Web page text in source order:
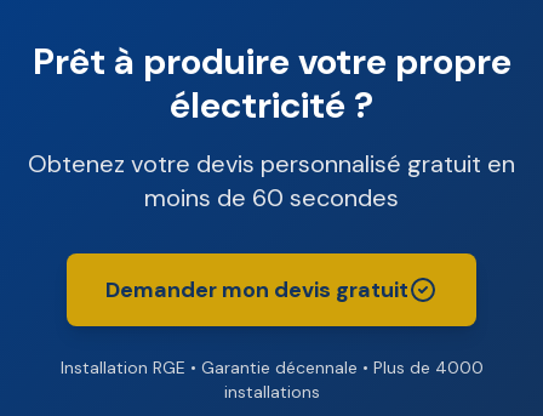
Prêt à produire votre propre
électricité ?
Obtenez votre devis personnalisé gratuit en
moins de 60 secondes
Demander mon devis gratuit
Installation RGE • Garantie décennale • Plus de 4000
installations